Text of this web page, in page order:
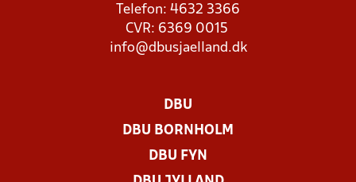
Telefon: 4632 3366
CVR: 6369 0015
info@dbusjaelland.dk
DBU
DBU BORNHOLM
DBU FYN